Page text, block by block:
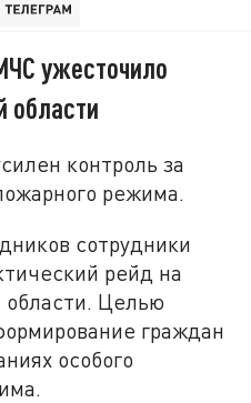
ужесточило
области
контроль за
режима.
сотрудники
рейд на
области. Целью
граждан
особого